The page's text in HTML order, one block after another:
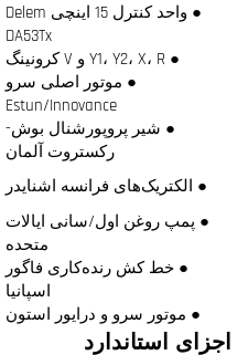
● واحد کنترل 15 اینچی Delem
DA53Tx
● Y1، Y2، X، R و V کرونینگ
● موتور اصلی سرو
Estun/Innovance
● شیر پروپورشنال بوش-
رکستروت آلمان
● الکتریک‌های فرانسه اشنایدر
● پمپ روغن اول/سانی ایالات
متحده
● خط کش رنده‌کاری فاگور
اسپانیا
● موتور سرو و درایور استون
اجزای استاندارد